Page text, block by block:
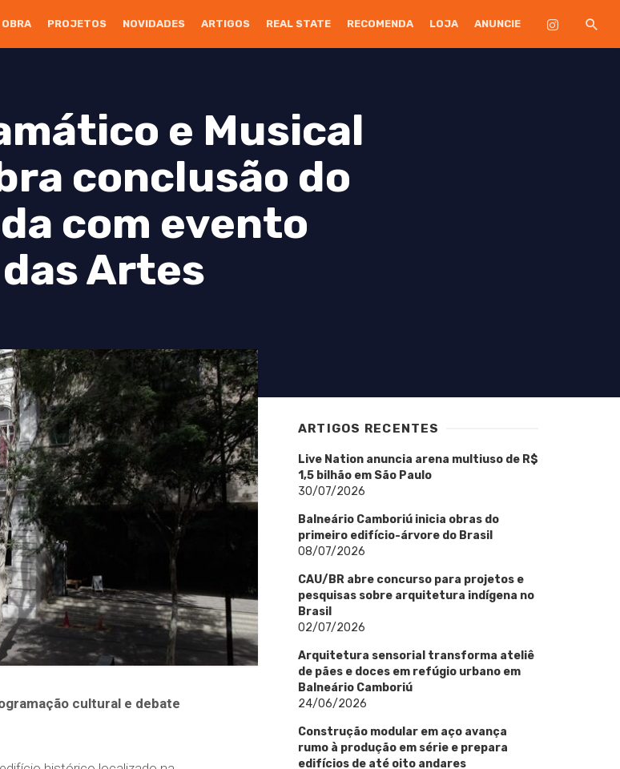
OBRA PROJETOS NOVIDADES ARTIGOS REAL STATE RECOMENDA LOJA ANUNCIE
e Musical
conclusão do
com evento
Artes
cultural e debate
ARTIGOS RECENTES
Live Nation anuncia arena multiuso de R$
1,5 bilhão em São Paulo
30/07/2026
Balneário Camboriú inicia obras do
primeiro edifício-árvore do Brasil
08/07/2026
CAU/BR abre concurso para projetos e
pesquisas sobre arquitetura indígena no
Brasil
02/07/2026
Arquitetura sensorial transforma ateliê
de pães e doces em refúgio urbano em
Balneário Camboriú
24/06/2026
Construção modular em aço avança
rumo à produção em série e prepara
edifícios de até oito andares